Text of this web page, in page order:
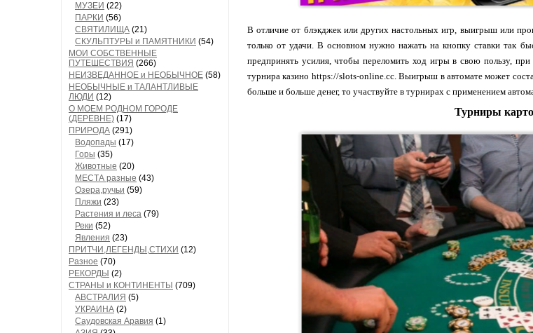
МУЗЕИ (22)
ПАРКИ (56)
СВЯТИЛИЩА (21)
СКУЛЬПТУРЫ и ПАМЯТНИКИ (54)
МОИ СОБСТВЕННЫЕ
ПУТЕШЕСТВИЯ (266)
НЕИЗВЕДАННОЕ и НЕОБЫЧНОЕ (58)
НЕОБЫЧНЫЕ и ТАЛАНТЛИВЫЕ
ЛЮДИ (12)
О МОЕМ РОДНОМ ГОРОДЕ
(ДЕРЕВНЕ) (17)
ПРИРОДА (291)
Водопады (17)
Горы (35)
Животные (20)
МЕСТА разные (43)
Озера,ручьи (59)
Пляжи (23)
Растения и леса (79)
Реки (52)
Явления (23)
ПРИТЧИ,ЛЕГЕНДЫ,СТИХИ (12)
Разное (70)
РЕКОРДЫ (2)
СТРАНЫ и КОНТИНЕНТЫ (709)
АВСТРАЛИЯ (5)
УКРАИНА (2)
Саудовская Аравия (1)
В отличие от блэкджек или других настольных игр, выигрыш или
только от удачи. В основном нужно нажать на кнопку ставки так
предпринять усилия, чтобы переломить ход игры в свою пользу,
турнира казино https://slots-online.cc. Выигрыш в автомате может
больше и больше денег, то участвуйте в турнирах с применением
Турниры